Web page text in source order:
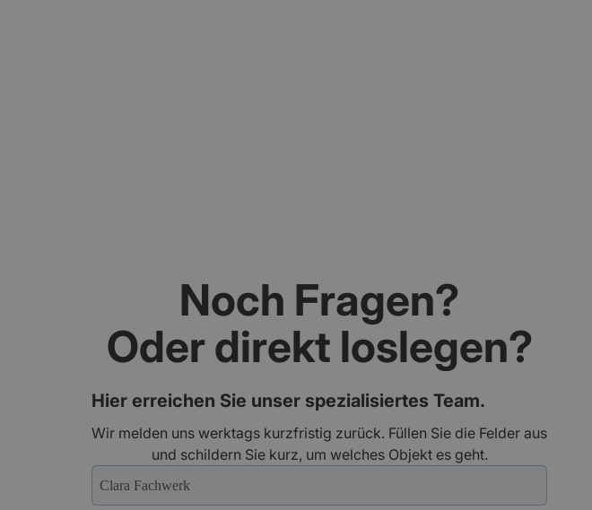
Noch Fragen?
Oder direkt loslegen?
Hier erreichen Sie unser spezialisiertes Team.
Wir melden uns werktags kurzfristig zurück. Füllen Sie die Felder aus
und schildern Sie kurz, um welches Objekt es geht.